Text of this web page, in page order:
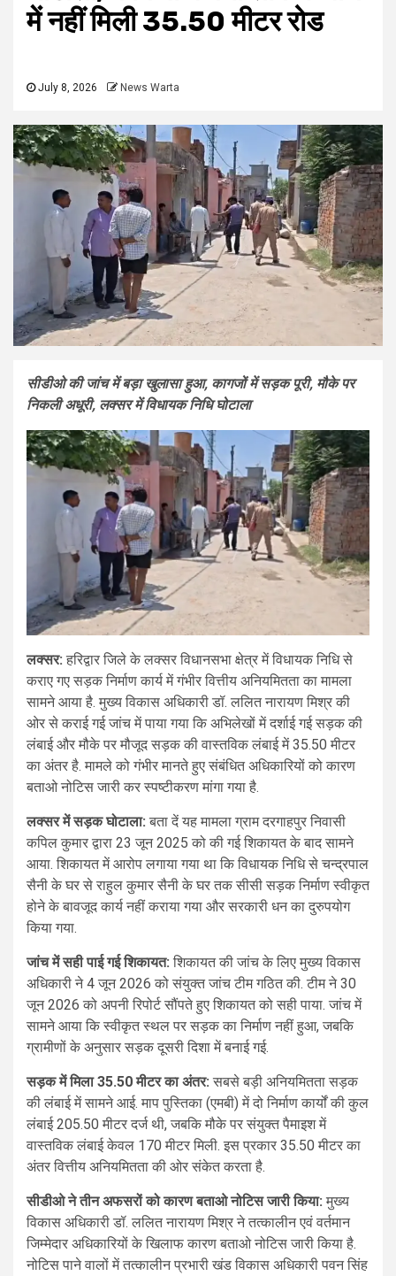
में नहीं मिली 35.50 मीटर रोड
July 8, 2026 News Warta
सीडीओ की जांच में बड़ा खुलासा हुआ, कागजों में सड़क पूरी, मौके पर
निकली अधूरी, लक्सर में विधायक निधि घोटाला
लक्सर: हरिद्वार जिले के लक्सर विधानसभा क्षेत्र में विधायक निधि से
कराए गए सड़क निर्माण कार्य में गंभीर वित्तीय अनियमितता का मामला
सामने आया है. मुख्य विकास अधिकारी डॉ. ललित नारायण मिश्र की
ओर से कराई गई जांच में पाया गया कि अभिलेखों में दर्शाई गई सड़क की
लंबाई और मौके पर मौजूद सड़क की वास्तविक लंबाई में 35.50 मीटर
का अंतर है. मामले को गंभीर मानते हुए संबंधित अधिकारियों को कारण
बताओ नोटिस जारी कर स्पष्टीकरण मांगा गया है.
लक्सर में सड़क घोटाला: बता दें यह मामला ग्राम दरगाहपुर निवासी
कपिल कुमार द्वारा 23 जून 2025 को की गई शिकायत के बाद सामने
आया. शिकायत में आरोप लगाया गया था कि विधायक निधि से चन्द्रपाल
सैनी के घर से राहुल कुमार सैनी के घर तक सीसी सड़क निर्माण स्वीकृत
होने के बावजूद कार्य नहीं कराया गया और सरकारी धन का दुरुपयोग
किया गया.
जांच में सही पाई गई शिकायत: शिकायत की जांच के लिए मुख्य विकास
अधिकारी ने 4 जून 2026 को संयुक्त जांच टीम गठित की. टीम ने 30
जून 2026 को अपनी रिपोर्ट सौंपते हुए शिकायत को सही पाया. जांच में
सामने आया कि स्वीकृत स्थल पर सड़क का निर्माण नहीं हुआ, जबकि
ग्रामीणों के अनुसार सड़क दूसरी दिशा में बनाई गई.
सड़क में मिला 35.50 मीटर का अंतर: सबसे बड़ी अनियमितता सड़क
की लंबाई में सामने आई. माप पुस्तिका (एमबी) में दो निर्माण कार्यों की कुल
लंबाई 205.50 मीटर दर्ज थी, जबकि मौके पर संयुक्त पैमाइश में
वास्तविक लंबाई केवल 170 मीटर मिली. इस प्रकार 35.50 मीटर का
अंतर वित्तीय अनियमितता की ओर संकेत करता है.
सीडीओ ने तीन अफसरों को कारण बताओ नोटिस जारी किया: मुख्य
विकास अधिकारी डॉ. ललित नारायण मिश्र ने तत्कालीन एवं वर्तमान
जिम्मेदार अधिकारियों के खिलाफ कारण बताओ नोटिस जारी किया है.
नोटिस पाने वालों में तत्कालीन प्रभारी खंड विकास अधिकारी पवन सिंह